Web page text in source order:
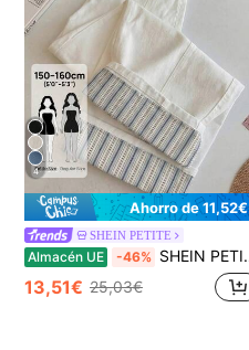
4
Ahorro de 11,52€
SHEIN PETITE
Almacén UE -46% SHEIN PETITE Jeans casuales holgados de pierna ancha con rayas y bolsillos para mujeres, para mujeres de talla pequeña
13,51€ 25,03€